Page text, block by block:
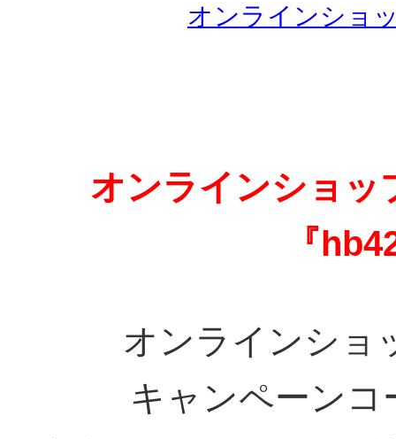
オンラインショ
オンラインショッ
『
オンラインショ
キャンペーンコ